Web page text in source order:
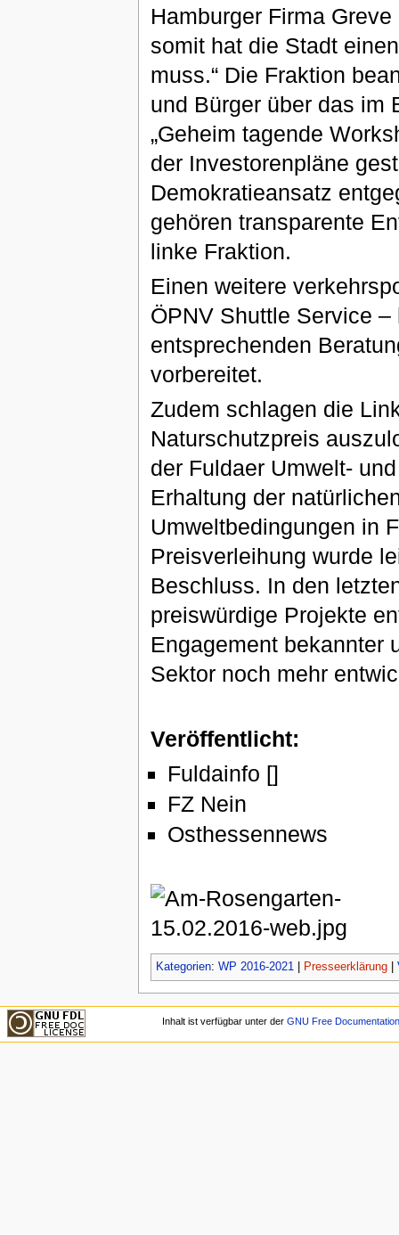
Hamburger Firma
somit hat die Stadt
muss.“ Die Fraktion
und Bürger über das im
„Geheim tagende
der Investorenpläne
Demokratieansatz
gehören transparente
linke Fraktion.
Einen weitere
ÖPNV Shuttle Service
entsprechenden
vorbereitet.
Zudem schlagen die
Naturschutzpreis
der Fuldaer Umwelt-
Erhaltung der
Umweltbedingungen in
Preisverleihung wurde
Beschluss. In den
preiswürdige Projekte
Engagement bekannter
Sektor noch mehr
Veröffentlicht:
Fuldainfo []
FZ Nein
Osthessennews
Kategorien: WP 2016-2021| Presseerklärung|
Inhalt ist verfügbar unter der GNU Free